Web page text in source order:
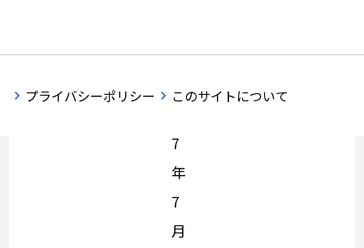
プライバシーポリシー このサイトについて
7
年
7
月